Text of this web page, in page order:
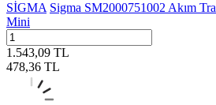
SİGMA Sigma SM2000751002 Akım
Mini
1.543,09 TL
478,36 TL